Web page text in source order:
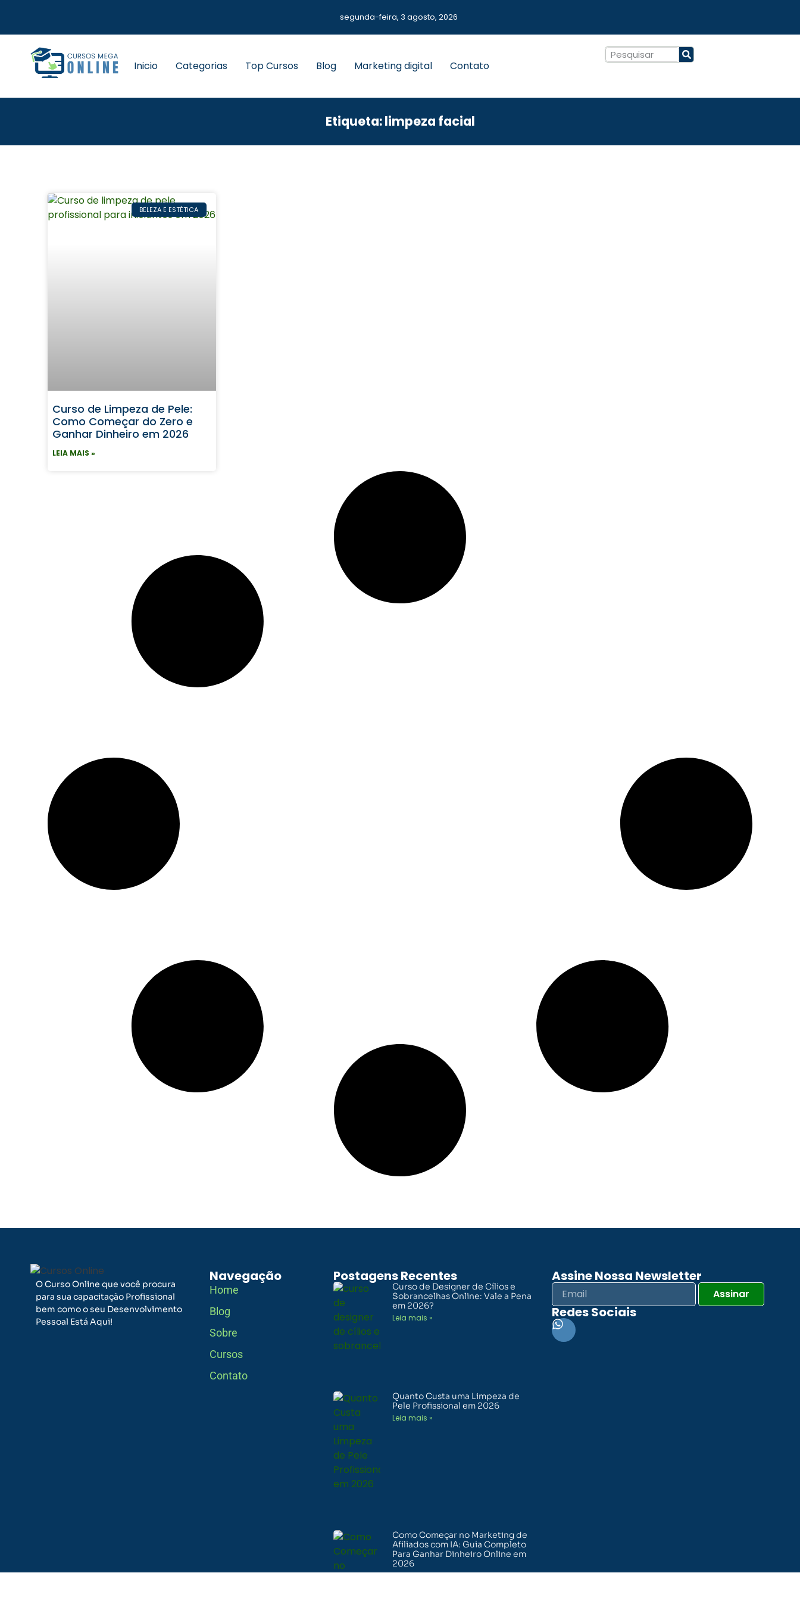
segunda-feira, 3 agosto, 2026
Inicio Categorias Top Cursos Blog Marketing digital Contato
Etiqueta: limpeza facial
BELEZA E ESTÉTICA
Curso de Limpeza de Pele:
Como Começar do Zero e
Ganhar Dinheiro em 2026
LEIA MAIS »
O Curso Online que você procura
para sua capacitação Profissional
bem como o seu Desenvolvimento
Pessoal Está Aqui!
Navegação
Home
Blog
Sobre
Cursos
Contato
Postagens Recentes
Curso de Designer de Cílios e
Sobrancelhas Online: Vale a Pena
em 2026?
Leia mais »
Quanto Custa uma Limpeza de
Pele Profissional em 2026
Leia mais »
Como Começar no Marketing de
Afiliados com IA: Guia Completo
Para Ganhar Dinheiro Online em
2026
Leia mais »
Assine Nossa Newsletter
Assinar
Redes Sociais